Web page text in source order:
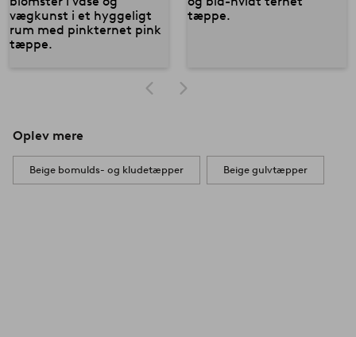
Oplev mere
Beige bomulds- og kludetæpper Beige gulvtæpper